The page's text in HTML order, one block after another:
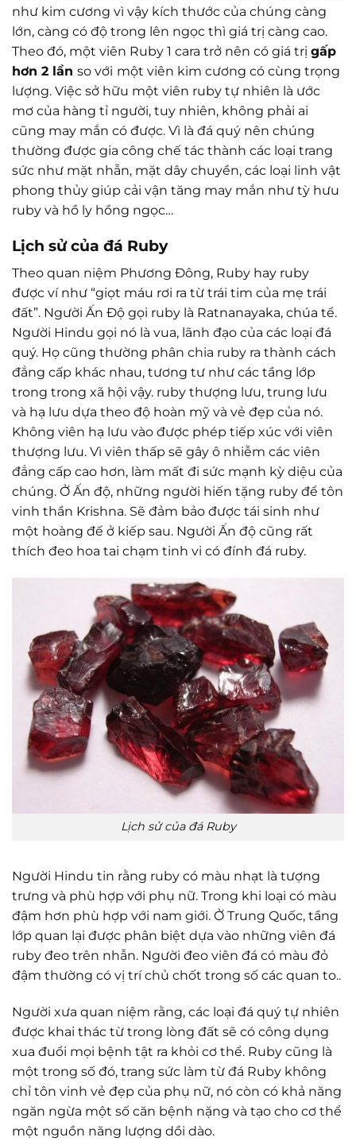
như kim cương vì vậy kích thước của chúng càng
lớn, càng có độ trong lên ngọc thì giá trị càng cao.
Theo đó, một viên Ruby 1 cara trở nên có giá trị gấp
hơn 2 lần so với một viên kim cương có cùng trọng
lượng. Việc sở hữu một viên ruby tự nhiên là ước
mơ của hàng tỉ người, tuy nhiên, không phải ai
cũng may mắn có được. Vì là đá quý nên chúng
thường được gia công chế tác thành các loại trang
sức như mặt nhẫn, mặt dây chuyền, các loại linh vật
phong thủy giúp cải vận tăng may mắn như tỳ hưu
ruby và hồ ly hồng ngọc…
Lịch sử của đá Ruby
Theo quan niệm Phương Đông, Ruby hay ruby
được ví như “giọt máu rơi ra từ trái tim của mẹ trái
đất”. Người Ấn Độ gọi ruby là Ratnanayaka, chúa tể.
Người Hindu gọi nó là vua, lãnh đạo của các loại đá
quý. Họ cũng thường phân chia ruby ra thành cách
đẳng cấp khác nhau, tương tư như các tầng lớp
trong trong xã hội vậy. ruby thượng lưu, trung lưu
và hạ lưu dựa theo độ hoàn mỹ và vẻ đẹp của nó.
Không viên hạ lưu vào được phép tiếp xúc với viên
thượng lưu. Vì viên thấp sẽ gây ô nhiễm các viên
đẳng cấp cao hơn, làm mất đi sức mạnh kỳ diệu của
chúng. Ở Ấn độ, những người hiến tặng ruby để tôn
vinh thần Krishna. Sẽ đảm bảo được tái sinh như
một hoàng đế ở kiếp sau. Người Ấn độ cũng rất
thích đeo hoa tai chạm tinh vi có đính đá ruby.
Lịch sử của đá Ruby
Người Hindu tin rằng ruby có màu nhạt là tượng
trưng và phù hợp với phụ nữ. Trong khi loại có màu
đậm hơn phù hợp với nam giới. Ở Trung Quốc, tầng
lớp quan lại được phân biệt dựa vào những viên đá
ruby đeo trên nhẫn. Người đeo viên đá có màu đỏ
đậm thường có vị trí chủ chốt trong số các quan to..
Người xưa quan niệm rằng, các loại đá quý tự nhiên
được khai thác từ trong lòng đất sẽ có công dụng
xua đuổi mọi bệnh tật ra khỏi cơ thể. Ruby cũng là
một trong số đó, trang sức làm từ đá Ruby không
chỉ tôn vinh vẻ đẹp của phụ nữ, nó còn có khả năng
ngăn ngừa một số căn bệnh nặng và tạo cho cơ thể
một nguồn năng lượng dồi dào.